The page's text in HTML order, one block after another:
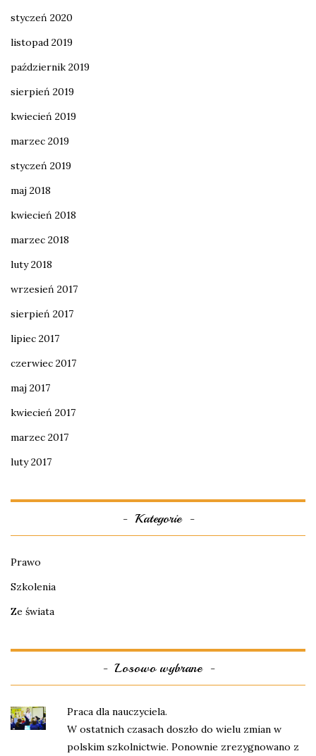
styczeń 2020
listopad 2019
październik 2019
sierpień 2019
kwiecień 2019
marzec 2019
styczeń 2019
maj 2018
kwiecień 2018
marzec 2018
luty 2018
wrzesień 2017
sierpień 2017
lipiec 2017
czerwiec 2017
maj 2017
kwiecień 2017
marzec 2017
luty 2017
Kategorie
Prawo
Szkolenia
Ze świata
Losowo wybrane
Praca dla nauczyciela.
W ostatnich czasach doszło do wielu zmian w
polskim szkolnictwie. Ponownie zrezygnowano z